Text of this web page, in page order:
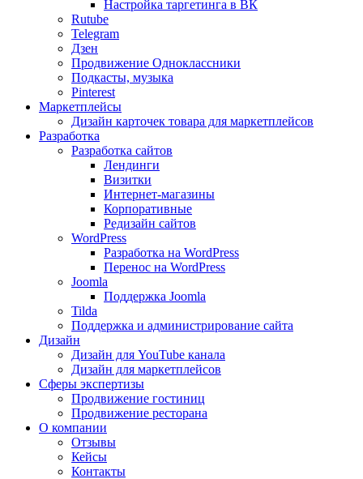
Настройка таргетинга в ВК
Rutube
Telegram
Дзен
Продвижение Одноклассники
Подкасты, музыка
Pinterest
Маркетплейсы
Дизайн карточек товара для маркетплейсов
Разработка
Разработка сайтов
Лендинги
Визитки
Интернет-магазины
Корпоративные
Редизайн сайтов
WordPress
Разработка на WordPress
Перенос на WordPress
Joomla
Поддержка Joomla
Tilda
Поддержка и администрирование сайта
Дизайн
Дизайн для YouTube канала
Дизайн для маркетплейсов
Сферы экспертизы
Продвижение гостиниц
Продвижение ресторана
О компании
Отзывы
Кейсы
Контакты